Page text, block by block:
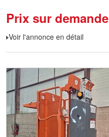
Prix sur demande
Voir l'annonce en détail